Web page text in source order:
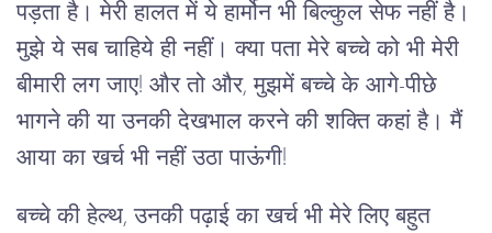
पड़ता है। मेरी हालत में ये हार्मोन भी बिल्कुल सेफ नहीं है।
मुझे ये सब चाहिये ही नहीं। क्या पता मेरे बच्चे को भी मेरी
बीमारी लग जाए! और तो और, मुझमें बच्चे के आगे-पीछे
भागने की या उनकी देखभाल करने की शक्ति कहां है। मैं
आया का खर्च भी नहीं उठा पाऊंगी!
बच्चे की हेल्थ, उनकी पढ़ाई का खर्च भी मेरे लिए बहुत